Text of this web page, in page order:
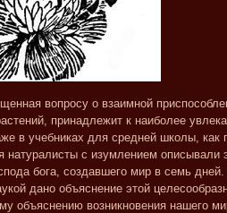
вопросу о взаимной
принадлежит к наиболее
в учебниках для средней школы, как
натуралисты с изумлением описывали
бога, создавшего мир в семь
дано объяснение этой
объяснению возникновения нашего